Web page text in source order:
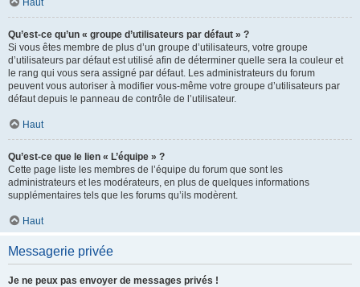
Haut
Qu’est-ce qu’un « groupe d’utilisateurs par défaut » ?
Si vous êtes membre de plus d’un groupe d’utilisateurs, votre groupe
d’utilisateurs par défaut est utilisé afin de déterminer quelle sera la couleur et
le rang qui vous sera assigné par défaut. Les administrateurs du forum
peuvent vous autoriser à modifier vous-même votre groupe d’utilisateurs par
défaut depuis le panneau de contrôle de l’utilisateur.
Haut
Qu’est-ce que le lien « L’équipe » ?
Cette page liste les membres de l’équipe du forum que sont les
administrateurs et les modérateurs, en plus de quelques informations
supplémentaires tels que les forums qu’ils modèrent.
Haut
Messagerie privée
Je ne peux pas envoyer de messages privés !